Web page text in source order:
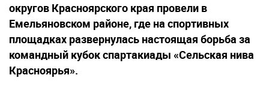
округов Красноярского края провели в
Емельяновском районе, где на спортивных
площадках развернулась настоящая борьба за
командный кубок спартакиады «Сельская нива
Красноярья».